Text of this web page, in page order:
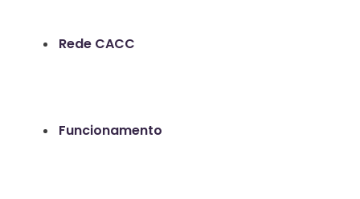
Rede CACC
Funcionamento